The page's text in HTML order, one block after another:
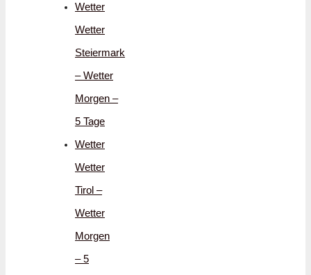
Wetter
Wetter
Steiermark
– Wetter
Morgen –
5 Tage
Wetter
Wetter
Tirol –
Wetter
Morgen
– 5